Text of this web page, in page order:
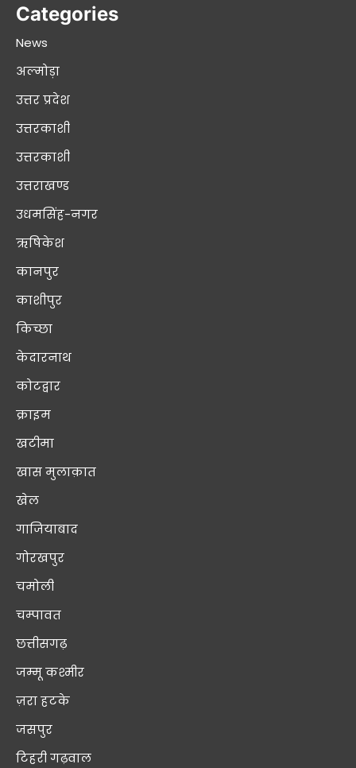
Categories
News
अल्मोड़ा
उत्तर प्रदेश
उत्तरकाशी
उत्तरकाशी
उत्तराखण्ड
उधमसिंह-नगर
ऋषिकेश
कानपुर
काशीपुर
किच्छा
केदारनाथ
कोटद्वार
क्राइम
खटीमा
खास मुलाक़ात
खेल
गाजियाबाद
गोरखपुर
चमोली
चम्पावत
छत्तीसगढ़
जम्मू कश्मीर
ज़रा हटके
जसपुर
टिहरी गढ़वाल